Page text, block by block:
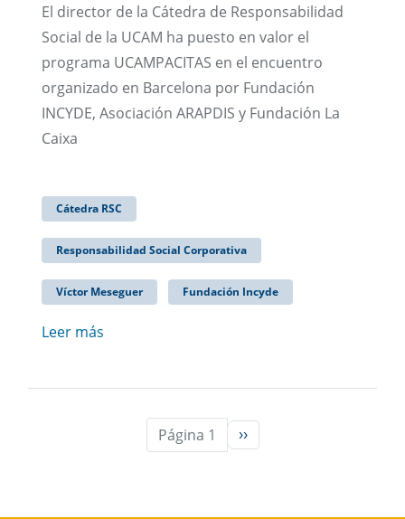
El director de la Cátedra de Responsabilidad
Social de la UCAM ha puesto en valor el
programa UCAMPACITAS en el encuentro
organizado en Barcelona por Fundación
INCYDE, Asociación ARAPDIS y Fundación La
Caixa
Cátedra RSC
Responsabilidad Social Corporativa
Víctor Meseguer Fundación Incyde
Leer más
Página 1 Siguiente página
››